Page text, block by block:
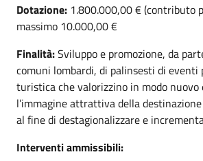
Dotazione: 1.800.000,00 € (contributo
massimo 10.000,00 €
Finalità:Sviluppo e promozione, da
comuni lombardi, di palinsesti di
turistica che valorizzino in modo nuovo
l’immagine attrattiva della
al fine di destagionalizzare e
Interventi ammissibili: